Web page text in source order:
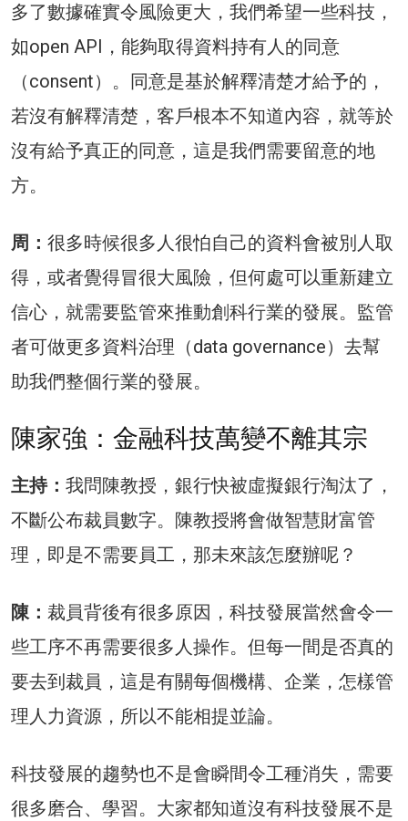
多了數據確實令風險更大，我們希望一些科技，
如open API，能夠取得資料持有人的同意
（consent）。同意是基於解釋清楚才給予的，
若沒有解釋清楚，客戶根本不知道內容，就等於
沒有給予真正的同意，這是我們需要留意的地
方。
周： 很多時候很多人很怕自己的資料會被別人取
得，或者覺得冒很大風險，但何處可以重新建立
信心，就需要監管來推動創科行業的發展。監管
者可做更多資料治理（data governance）去幫
助我們整個行業的發展。
陳家強：金融科技萬變不離其宗
主持： 我問陳教授，銀行快被虛擬銀行淘汰了，
不斷公布裁員數字。陳教授將會做智慧財富管
理，即是不需要員工，那未來該怎麼辦呢？
陳： 裁員背後有很多原因，科技發展當然會令一
些工序不再需要很多人操作。但每一間是否真的
要去到裁員，這是有關每個機構、企業，怎樣管
理人力資源，所以不能相提並論。
科技發展的趨勢也不是會瞬間令工種消失，需要
很多磨合、學習。大家都知道沒有科技發展不是